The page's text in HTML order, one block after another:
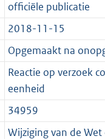
d
s
g
r
o
o
t
n
d
s
g
r
t
officiële publicatie
2018-11-15
Opgemaakt na
Reactie op verzoek
eenheid
34959
Wijziging van de